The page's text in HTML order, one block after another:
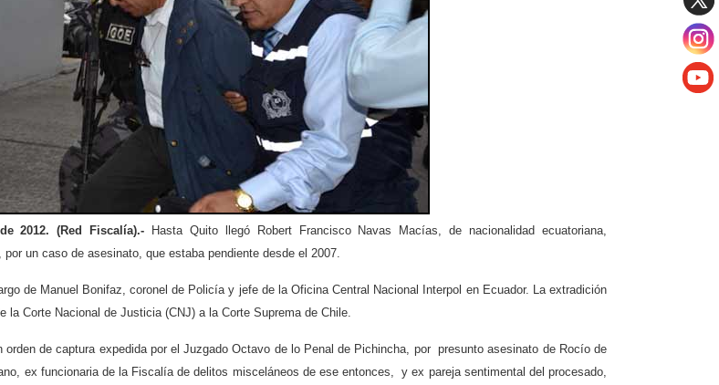
2012. (Red Fiscalía).- Hasta Quito llegó Robert Francisco Navas Macías, de nacionalidad ecuatoriana,
por un caso de asesinato, que estaba pendiente desde el 2007.
de Manuel Bonifaz, coronel de Policía y jefe de la Oficina Central Nacional Interpol en Ecuador. La extradición
la Corte Nacional de Justicia (CNJ) a la Corte Suprema de Chile.
orden de captura expedida por el Juzgado Octavo de lo Penal de Pichincha, por presunto asesinato de Rocío de
ex funcionaria de la Fiscalía de delitos misceláneos de ese entonces, y ex pareja sentimental del procesado,